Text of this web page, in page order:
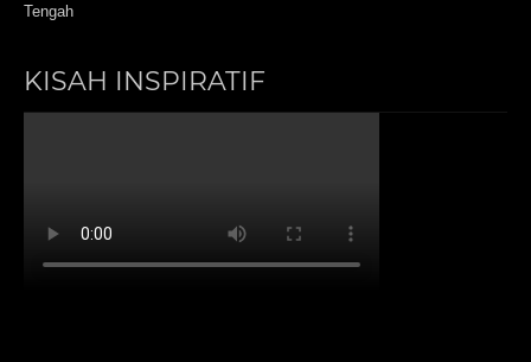
Tengah
KISAH INSPIRATIF